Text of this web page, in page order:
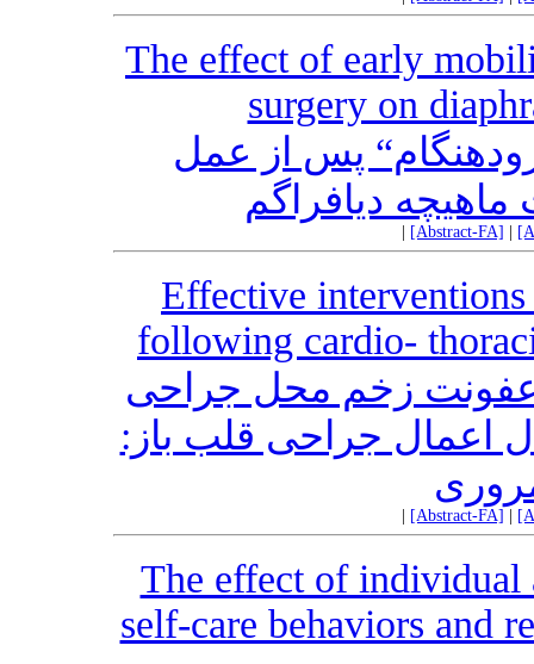
The effect of early
surgery on
پس از عمل
دیافراگم
[Abstract-FA]
Effective
following cardio-
عفونت زخم محل جراحی
اعمال جراحی قلب باز:
[Abstract-FA]
The effect of individual
self-care behaviors and